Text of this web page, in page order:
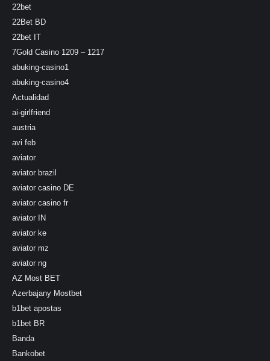
22bet
22Bet BD
22bet IT
7Gold Casino 1209 – 1217
abuking-casino1
abuking-casino4
Actualidad
ai-girlfriend
austria
avi feb
aviator
aviator brazil
aviator casino DE
aviator casino fr
aviator IN
aviator ke
aviator mz
aviator ng
AZ Most BET
Azerbajany Mostbet
b1bet apostas
b1bet BR
Banda
Bankobet